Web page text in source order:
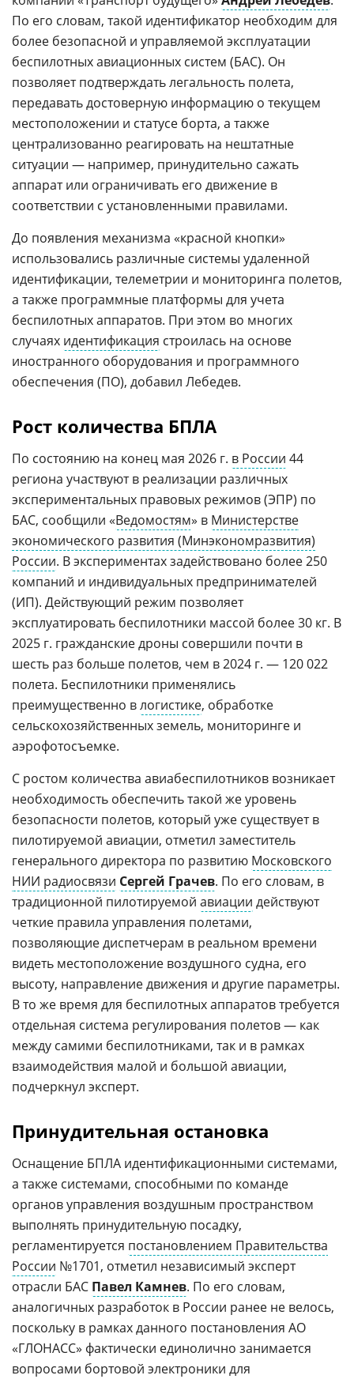
По его словам, такой идентификатор необходим для
более безопасной и управляемой эксплуатации
беспилотных авиационных систем (БАС). Он
позволяет подтверждать легальность полета,
передавать достоверную информацию о текущем
местоположении и статусе борта, а также
централизованно реагировать на нештатные
ситуации — например, принудительно сажать
аппарат или ограничивать его движение в
соответствии с установленными правилами.
До появления механизма «красной кнопки»
использовались различные системы удаленной
идентификации, телеметрии и мониторинга полетов,
а также программные платформы для учета
беспилотных аппаратов. При этом во многих
случаях идентификация строилась на основе
иностранного оборудования и программного
обеспечения (ПО), добавил Лебедев.
Рост количества БПЛА
По состоянию на конец мая 2026 г. в России 44
региона участвуют в реализации различных
экспериментальных правовых режимов (ЭПР) по
БАС, сообщили «Ведомостям» в Министерстве
экономического развития (Минэкономразвития)
России. В экспериментах задействовано более 250
компаний и индивидуальных предпринимателей
(ИП). Действующий режим позволяет
эксплуатировать беспилотники массой более 30 кг. В
2025 г. гражданские дроны совершили почти в
шесть раз больше полетов, чем в 2024 г. — 120 022
полета. Беспилотники применялись
преимущественно влогистике, обработке
сельскохозяйственных земель, мониторинге и
аэрофотосъемке.
С ростом количества авиабеспилотников возникает
необходимость обеспечить такой же уровень
безопасности полетов, который уже существует в
пилотируемой авиации, отметил заместитель
генерального директора по развитию Московского
НИИ радиосвязи Сергей Грачев. По его словам, в
традиционной пилотируемой авиации действуют
четкие правила управления полетами,
позволяющие диспетчерам в реальном времени
видеть местоположение воздушного судна, его
высоту, направление движения и другие параметры.
В то же время для беспилотных аппаратов требуется
отдельная система регулирования полетов — как
между самими беспилотниками, так и в рамках
взаимодействия малой и большой авиации,
подчеркнул эксперт.
Принудительная остановка
Оснащение БПЛА идентификационными системами,
а также системами, способными по команде
органов управления воздушным пространством
выполнять принудительную посадку,
регламентируется постановлением Правительства
России №1701, отметил независимый эксперт
отрасли БАС Павел Камнев. По его словам,
аналогичных разработок в России ранее не велось,
поскольку в рамках данного постановления АО
«ГЛОНАСС» фактически единолично занимается
вопросами бортовой электроники для